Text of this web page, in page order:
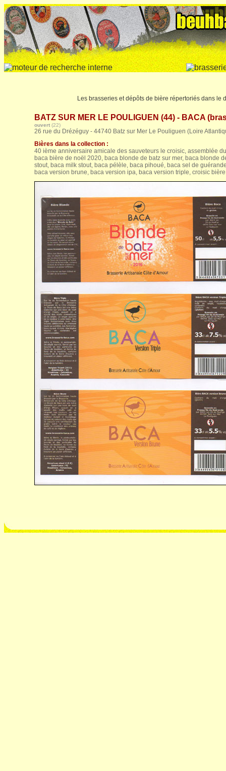
Les brasseries et dépôts de bière répertoriés dans le
BATZ SUR MER LE POULIGUEN (44) - BACA
ouvert (22)
26 rue du Drézéguy - 44740 Batz sur Mer Le Pouliguen (Loire
Bières dans la collection :
40 ième anniversaire amicale des sauveteurs le croisic, assemblée
baca bière de noël 2020, baca blonde de batz sur mer, baca blonde
stout, baca milk stout, baca pélèle, baca pihoué, baca sel de
baca version brune, baca version ipa, baca version triple, croisic